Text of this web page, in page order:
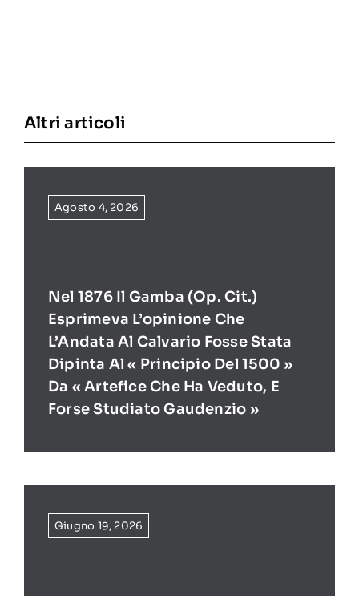
Altri articoli
Agosto 4, 2026
Nel 1876 Il Gamba (op. Cit.)
Esprimeva L’opinione Che
L’Andata Al Calvario Fosse Stata
Dipinta Al « Principio Del 1500 »
Da « Artefice Che Ha Veduto, E
Forse Studiato Gaudenzio »
Giugno 19, 2026